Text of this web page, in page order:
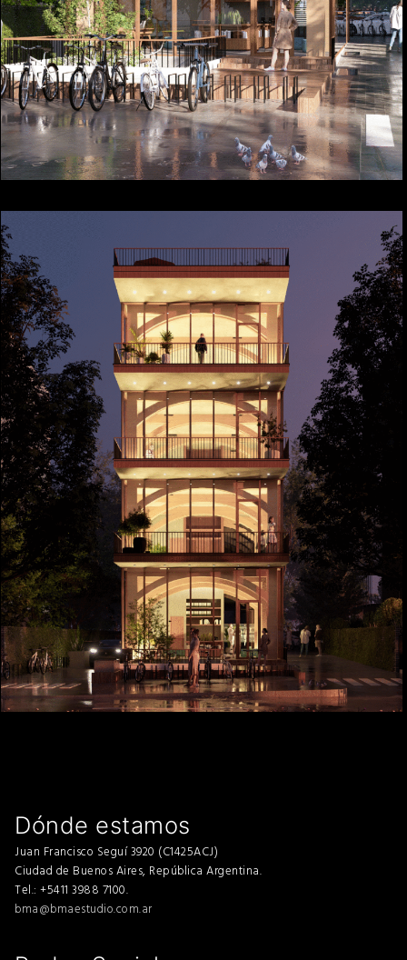
Dónde estamos
Juan Francisco Seguí 3920 (C1425ACJ)
Ciudad de Buenos Aires, República Argentina.
Tel.: +5411 3988 7100.
bma@bmaestudio.com.ar